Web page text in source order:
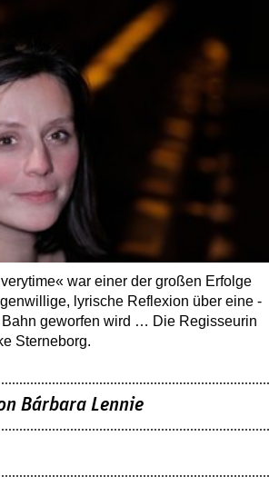
war einer der großen Erfolge
lyrische Reflexion über eine
Bahn geworfen wird … Die Regisseurin
Sterneborg.
Bárbara Lennie